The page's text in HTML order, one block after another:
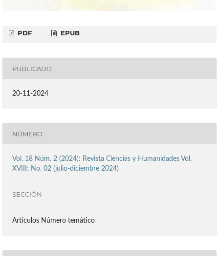
PDF EPUB
PUBLICADO
20-11-2024
NÚMERO
Vol. 18 Núm. 2 (2024): Revista Ciencias y Humanidades Vol.
XVIII: No. 02 (julio-diciembre 2024)
SECCIÓN
Artículos Número temático